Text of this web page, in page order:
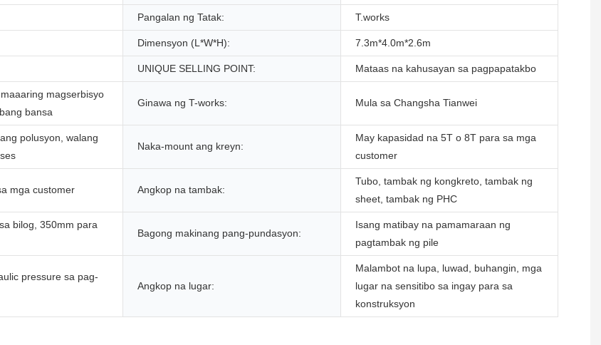
Pangalan ng Tatak: T.works
Dimensyon (L*W*H): 7.3m*4.0m*2.6m
UNIQUE SELLING POINT: Mataas na kahusayan sa pagpapatakbo
magserbisyo
bansa
Ginawa ng T-works: Mula sa Changsha Tianwei
polusyon, walang
Naka-mount ang kreyn:
May kapasidad na 5T o 8T para sa mga
customer
mga customer Angkop na tambak:
Tubo, tambak ng kongkreto, tambak ng
sheet, tambak ng PHC
bilog, 350mm para
Bagong makinang pang-pundasyon:
Isang matibay na pamamaraan ng
pagtambak ng pile
pressure sa pag-
Angkop na lugar:
Malambot na lupa, luwad, buhangin, mga
lugar na sensitibo sa ingay para sa
konstruksyon